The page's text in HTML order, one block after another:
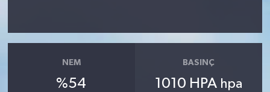
NEM
%54
BASINÇ
1010 HPA hpa